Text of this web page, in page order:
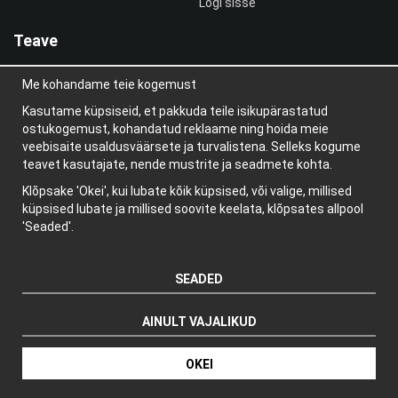
Logi sisse
Teave
Meist
uudiskiri
Teave küpsiste kohta
Blogi
Me kohandame teie kogemust
Kasutame küpsiseid, et pakkuda teile isikupärastatud
ostukogemust, kohandatud reklaame ning hoida meie
veebisaite usaldusväärsete ja turvalistena. Selleks kogume
teavet kasutajate, nende mustrite ja seadmete kohta.
Klõpsake 'Okei', kui lubate kõik küpsised, või valige, millised
küpsised lubate ja millised soovite keelata, klõpsates allpool
'Seaded'.
SEADED
AINULT VAJALIKUD
OKEI